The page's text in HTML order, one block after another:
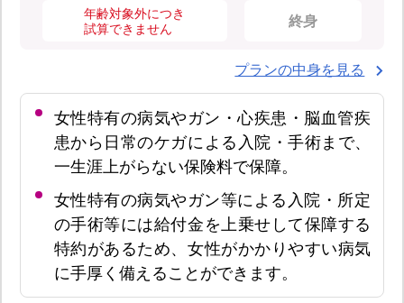
年齢対象外につき
試算できません
終身
プランの中身を見る
女性特有の病気やガン・心疾患・脳血管疾
患から日常のケガによる入院・手術まで、
一生涯上がらない保険料で保障。
女性特有の病気やガン等による入院・所定
の手術等には給付金を上乗せして保障する
特約があるため、女性がかかりやすい病気
に手厚く備えることができます。